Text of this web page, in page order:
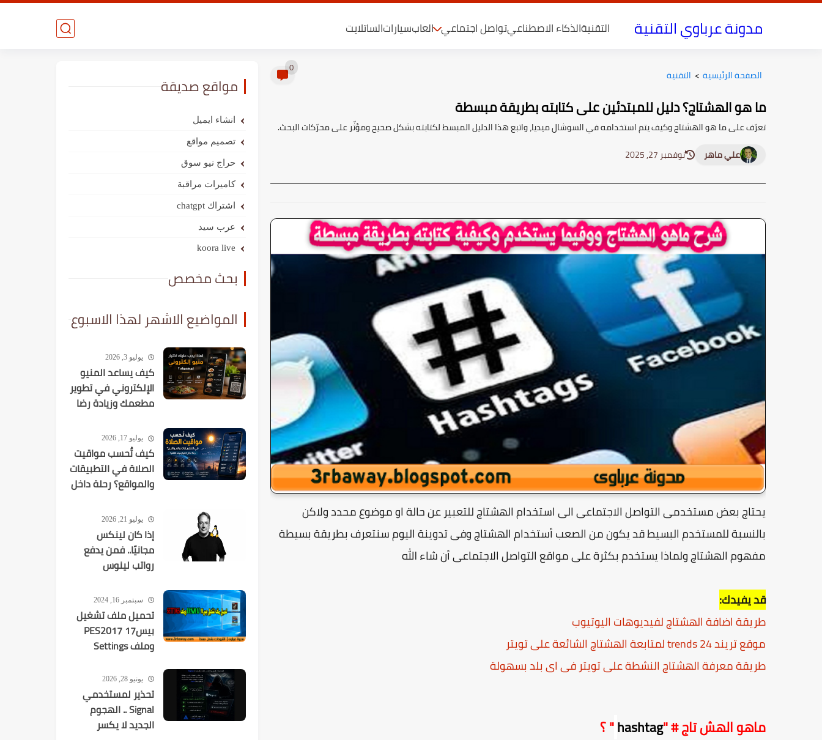
مدونة عرباوي التقنية التقنيةالذكاء الاصطناعيتواصل اجتماعي العابسياراتالساتلايت
الصفحة الرئيسية > التقنية 0
ما هو الهشتاج؟ دليل للمبتدئين على كتابته بطريقة مبسطة
تعرّف على ما هو الهشتاج وكيف يتم استخدامه في السوشال ميديا، واتبع هذا الدليل المبسط لكتابته بشكل صحيح ومؤثّر على محرّكات البحث.
علي ماهر
نوفمبر 27, 2025
يحتاج بعض مستخدمى التواصل الاجتماعى الى استخدام الهشتاج للتعبير عن حالة او موضوع محدد ولاكن
بالنسبة للمستخدم البسيط قد يكون من الصعب أستخدام الهشتاج وفى تدوينة اليوم سنتعرف بطريقة بسيطة
مفهوم الهشتاج ولماذا يستخدم بكثرة على مواقع التواصل الاجتماعى أن شاء الله
قد يفيدك:
طريقة اضافة الهشتاج لفيديوهات اليوتيوب
موقع تريند 24 trends لمتابعة الهشتاج الشائعة على تويتر
طريقة معرفة الهشتاج النشطة على تويتر فى اى بلد بسهولة
ماهو الهش تاج # "hashtag" ؟
مواقع صديقة
انشاء ايميل
تصميم مواقع
حراج نيو سوق
كاميرات مراقبة
اشتراك chatgpt
عرب سيد
koora live
بحث مخصص
المواضيع الاشهر لهذا الاسبوع
يوليو 3, 2026
كيف يساعد المنيو
الإلكتروني في تطوير
مطعمك وزيادة رضا
يوليو 17, 2026
كيف تُحسب مواقيت
الصلاة في التطبيقات
والمواقع؟ رحلة داخل
يوليو 21, 2026
إذا كان لينكس
مجانيًا.. فمن يدفع
رواتب لينوس
المطورين؟
سبتمبر 16, 2024
تحميل ملف تشغيل
بيس17 PES2017
وملف Settings
يونيو 28, 2026
تحذير لمستخدمي
Signal .. الهجوم
الجديد لا يكسر